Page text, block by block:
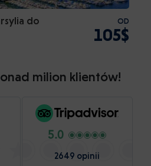
do
OD
105$
milion klientów!
5.0
2649 opinii